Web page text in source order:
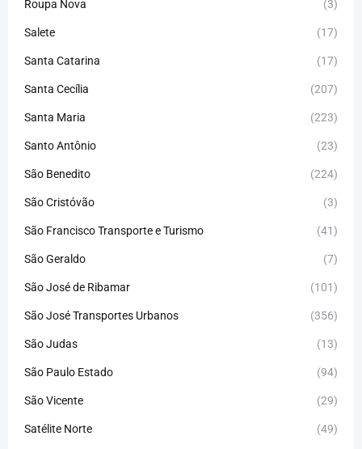
Roupa Nova (3)
Salete (17)
Santa Catarina (17)
Santa Cecília (207)
Santa Maria (223)
Santo Antônio (23)
São Benedito (224)
São Cristóvão (3)
São Francisco Transporte e Turismo (41)
São Geraldo (7)
São José de Ribamar (101)
São José Transportes Urbanos (356)
São Judas (13)
São Paulo Estado (94)
São Vicente (29)
Satélite Norte (49)